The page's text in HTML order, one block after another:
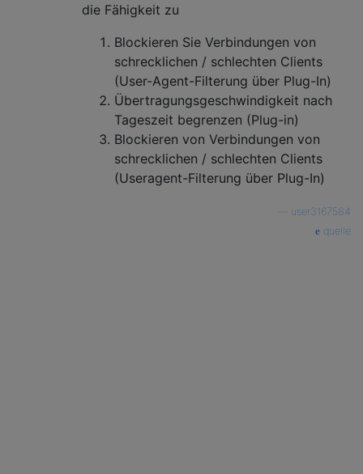
die Fähigkeit zu
Blockieren Sie Verbindungen von
schrecklichen / schlechten Clients
(User-Agent-Filterung über Plug-In)
Übertragungsgeschwindigkeit nach
Tageszeit begrenzen (Plug-in)
Blockieren von Verbindungen von
schrecklichen / schlechten Clients
(Useragent-Filterung über Plug-In)
user3167584
quelle